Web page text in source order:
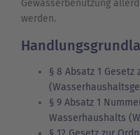
Gewässerbenutzung
werden.
§ 8 Absatz 1
§ 9 Absatz 1
Wasserhaushalts